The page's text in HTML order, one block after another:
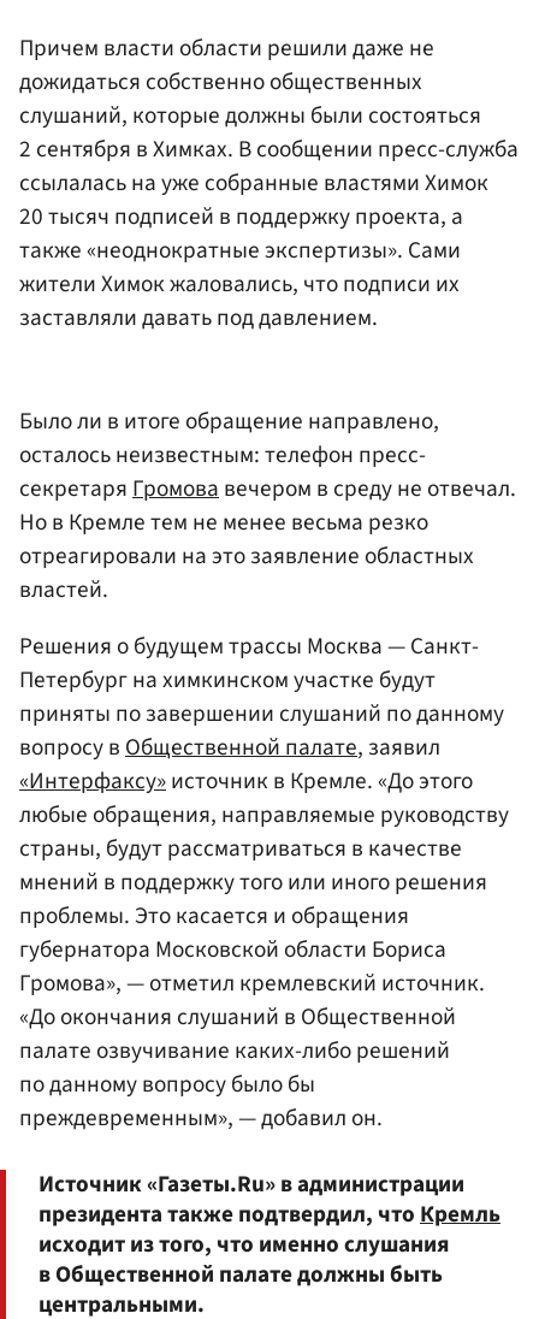
Причем власти области решили даже не
дожидаться собственно общественных
слушаний, которые должны были состояться
2 сентября в Химках. В сообщении пресс-служба
ссылалась на уже собранные властями Химок
20 тысяч подписей в поддержку проекта, а
также «неоднократные экспертизы». Сами
жители Химок жаловались, что подписи их
заставляли давать под давлением.
Было ли в итоге обращение направлено,
осталось неизвестным: телефон пресс-
секретаряГромовавечером в среду не отвечал.
Но в Кремле тем не менее весьма резко
отреагировали на это заявление областных
властей.
Решения о будущем трассы Москва — Санкт-
Петербург на химкинском участке будут
приняты по завершении слушаний по данному
вопросу вОбщественной палате, заявил
«Интерфаксу»источник в Кремле. «До этого
любые обращения, направляемые руководству
страны, будут рассматриваться в качестве
мнений в поддержку того или иного решения
проблемы. Это касается и обращения
губернатора Московской области Бориса
Громова», — отметил кремлевский источник.
«До окончания слушаний в Общественной
палате озвучивание каких-либо решений
по данному вопросу было бы
преждевременным», — добавил он.
Источник «Газеты.Ru» в администрации
президента также подтвердил, чтоКремль
исходит из того, что именно слушания
в Общественной палате должны быть
центральными.